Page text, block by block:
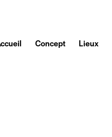
Concept Lieux